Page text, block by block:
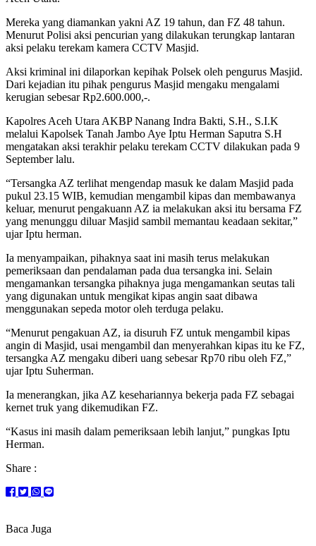
Mereka yang diamankan yakni AZ 19 tahun, dan FZ 48 tahun.
Menurut Polisi aksi pencurian yang dilakukan terungkap lantaran
aksi pelaku terekam kamera CCTV Masjid.
Aksi kriminal ini dilaporkan kepihak Polsek oleh pengurus Masjid.
Dari kejadian itu pihak pengurus Masjid mengaku mengalami
kerugian sebesar Rp2.600.000,-.
Kapolres Aceh Utara AKBP Nanang Indra Bakti, S.H., S.I.K
melalui Kapolsek Tanah Jambo Aye Iptu Herman Saputra S.H
mengatakan aksi terakhir pelaku terekam CCTV dilakukan pada 9
September lalu.
“Tersangka AZ terlihat mengendap masuk ke dalam Masjid pada
pukul 23.15 WIB, kemudian mengambil kipas dan membawanya
keluar, menurut pengakuann AZ ia melakukan aksi itu bersama FZ
yang menunggu diluar Masjid sambil memantau keadaan sekitar,”
ujar Iptu herman.
Ia menyampaikan, pihaknya saat ini masih terus melakukan
pemeriksaan dan pendalaman pada dua tersangka ini. Selain
mengamankan tersangka pihaknya juga mengamankan seutas tali
yang digunakan untuk mengikat kipas angin saat dibawa
menggunakan sepeda motor oleh terduga pelaku.
“Menurut pengakuan AZ, ia disuruh FZ untuk mengambil kipas
angin di Masjid, usai mengambil dan menyerahkan kipas itu ke FZ,
tersangka AZ mengaku diberi uang sebesar Rp70 ribu oleh FZ,”
ujar Iptu Suherman.
Ia menerangkan, jika AZ kesehariannya bekerja pada FZ sebagai
kernet truk yang dikemudikan FZ.
“Kasus ini masih dalam pemeriksaan lebih lanjut,” pungkas Iptu
Herman.
Share :
Baca Juga